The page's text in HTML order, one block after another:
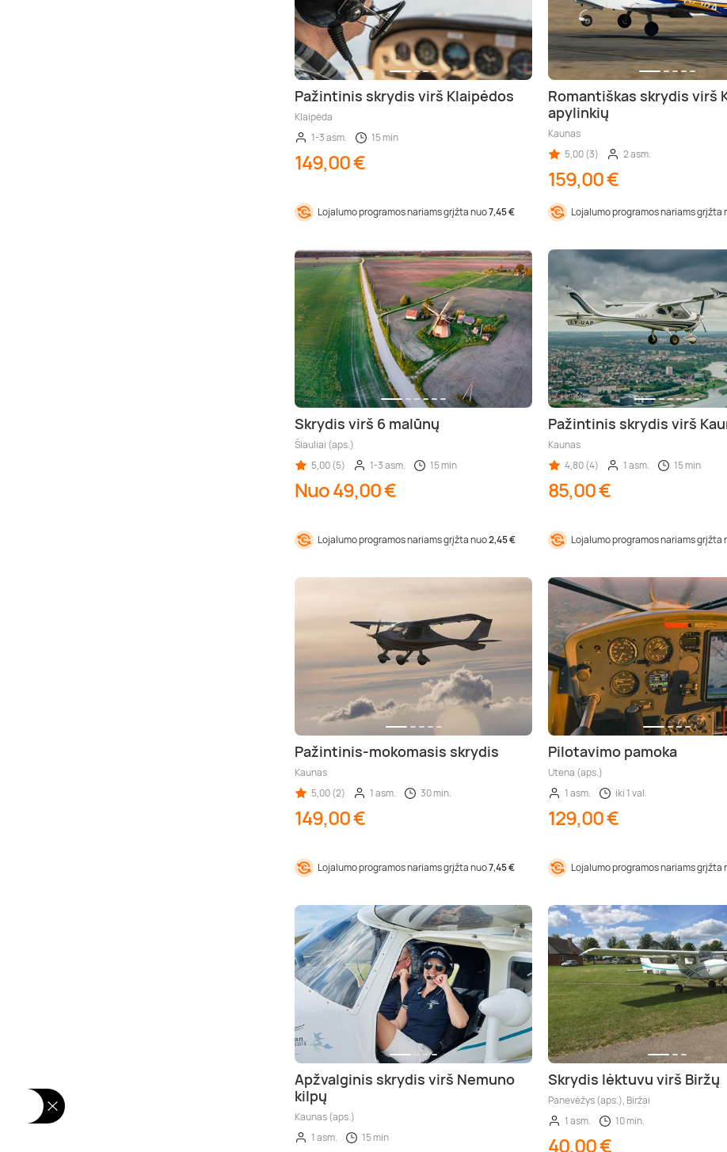
Pažintinis skrydis virš Klaipėdos
Klaipėda
1-3 asm.
15 min
149,00 €
Lojalumo programos nariams grįžta nuo7,45 €
Romantiškas skrydis virš
apylinkių
Kaunas
5,00 (3)
2 asm.
159,00 €
Lojalumo programos nariams grįžta
Skrydis virš 6 malūnų
Šiauliai (aps.)
5,00 (5)
1-3 asm. 15 min
Nuo 49,00 €
Lojalumo programos nariams grįžta nuo2,45 €
Pažintinis skrydis virš
Kaunas
4,80 (4)
1 asm. 15 min
85,00 €
Lojalumo programos nariams grįžta
Pažintinis-mokomasis skrydis
Kaunas
5,00 (2)
1 asm. 30 min.
149,00 €
Lojalumo programos nariams grįžta nuo7,45 €
Pilotavimo pamoka
Utena (aps.)
1 asm.
iki 1 val.
129,00 €
Lojalumo programos nariams grįžta
Apžvalginis skrydis virš Nemuno
kilpų
Kaunas (aps.)
1 asm.
15 min
Skrydis lėktuvu virš Biržų
Panevėžys (aps.), Biržai
1 asm.
10 min.
40,00 €